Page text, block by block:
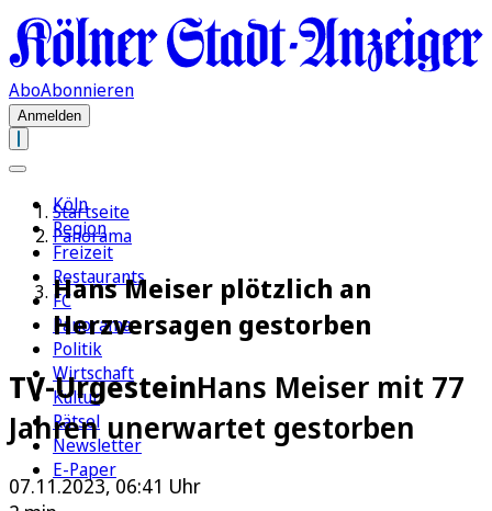
AboAbonnieren
Anmelden
Köln
Region
Freizeit
Restaurants
FC
Panorama
Politik
Wirtschaft
Kultur
Rätsel
Newsletter
E-Paper
Startseite
Panorama
Hans Meiser plötzlich an
Herzversagen gestorben
TV-UrgesteinHans Meiser mit 77
Jahren unerwartet gestorben
07.11.2023, 06:41 Uhr